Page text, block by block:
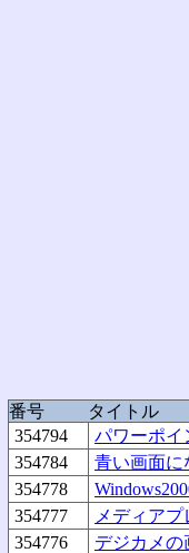
番号
タイトル
354794
パワーポイ
354784
青い画面に
354778
354777
メディア
354776
デジカメの